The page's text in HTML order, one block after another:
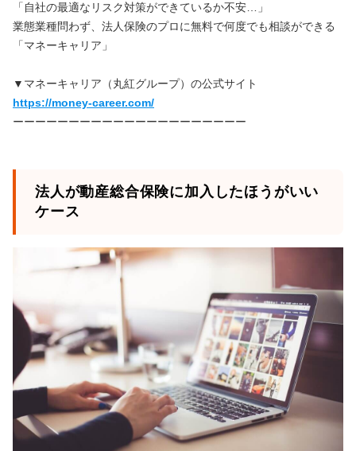
「自社の最適なリスク対策ができているか不安…」
業態業種問わず、法人保険のプロに無料で何度でも相談ができる
「マネーキャリア」
▼マネーキャリア（丸紅グループ）の公式サイト
https://money-career.com/
ーーーーーーーーーーーーーーーーーーーーー
法人が動産総合保険に加入したほうがいい
ケース